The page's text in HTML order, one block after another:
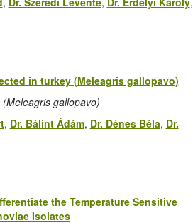
in turkey (Meleagris gallopavo)
gallopavo)
, Dr. Bálint Ádám, Dr. Dénes Béla, Dr.
the Temperature Sensitive
Isolates